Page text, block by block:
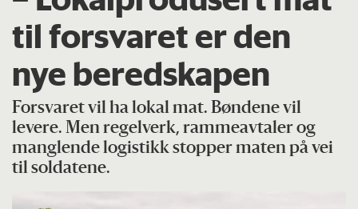
til forsvaret er den
nye beredskapen
Forsvaret vil ha lokal mat. Bøndene vil
levere. Men regelverk, rammeavtaler og
manglende logistikk stopper maten på vei
til soldatene.